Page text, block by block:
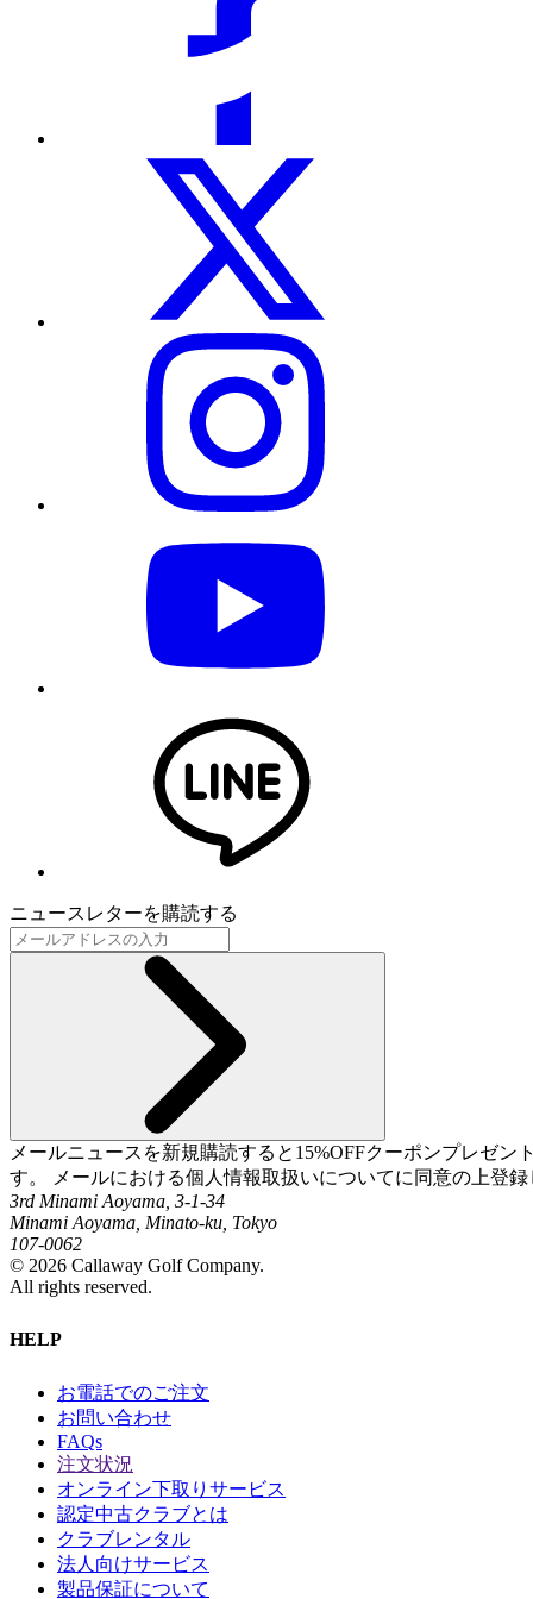
ニュースレターを購読する
メールニュースを新規購読すると15%OFFクーポンプレゼ
す。 メールにおける個人情報取扱いについてに同意の上登
3rd Minami Aoyama, 3-1-34
Minami Aoyama, Minato-ku, Tokyo
107-0062
© 2026 Callaway Golf Company.
All rights reserved.
HELP
お電話でのご注文
お問い合わせ
FAQs
注文状況
オンライン下取りサービス
認定中古クラブとは
クラブレンタル
法人向けサービス
製品保証について